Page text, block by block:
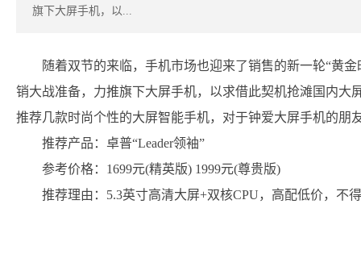
旗下大屏手机，以...
随着双节的来临，手机市场也迎来了销售的新一轮“黄
销大战准备，力推旗下大屏手机，以求借此契机抢滩国内大
推荐几款时尚个性的大屏智能手机，对于钟爱大屏手机的朋
推荐产品：卓普“Leader领袖”
参考价格：1699元(精英版) 1999元(尊贵版)
推荐理由：5.3英寸高清大屏+双核CPU，高配低价，不